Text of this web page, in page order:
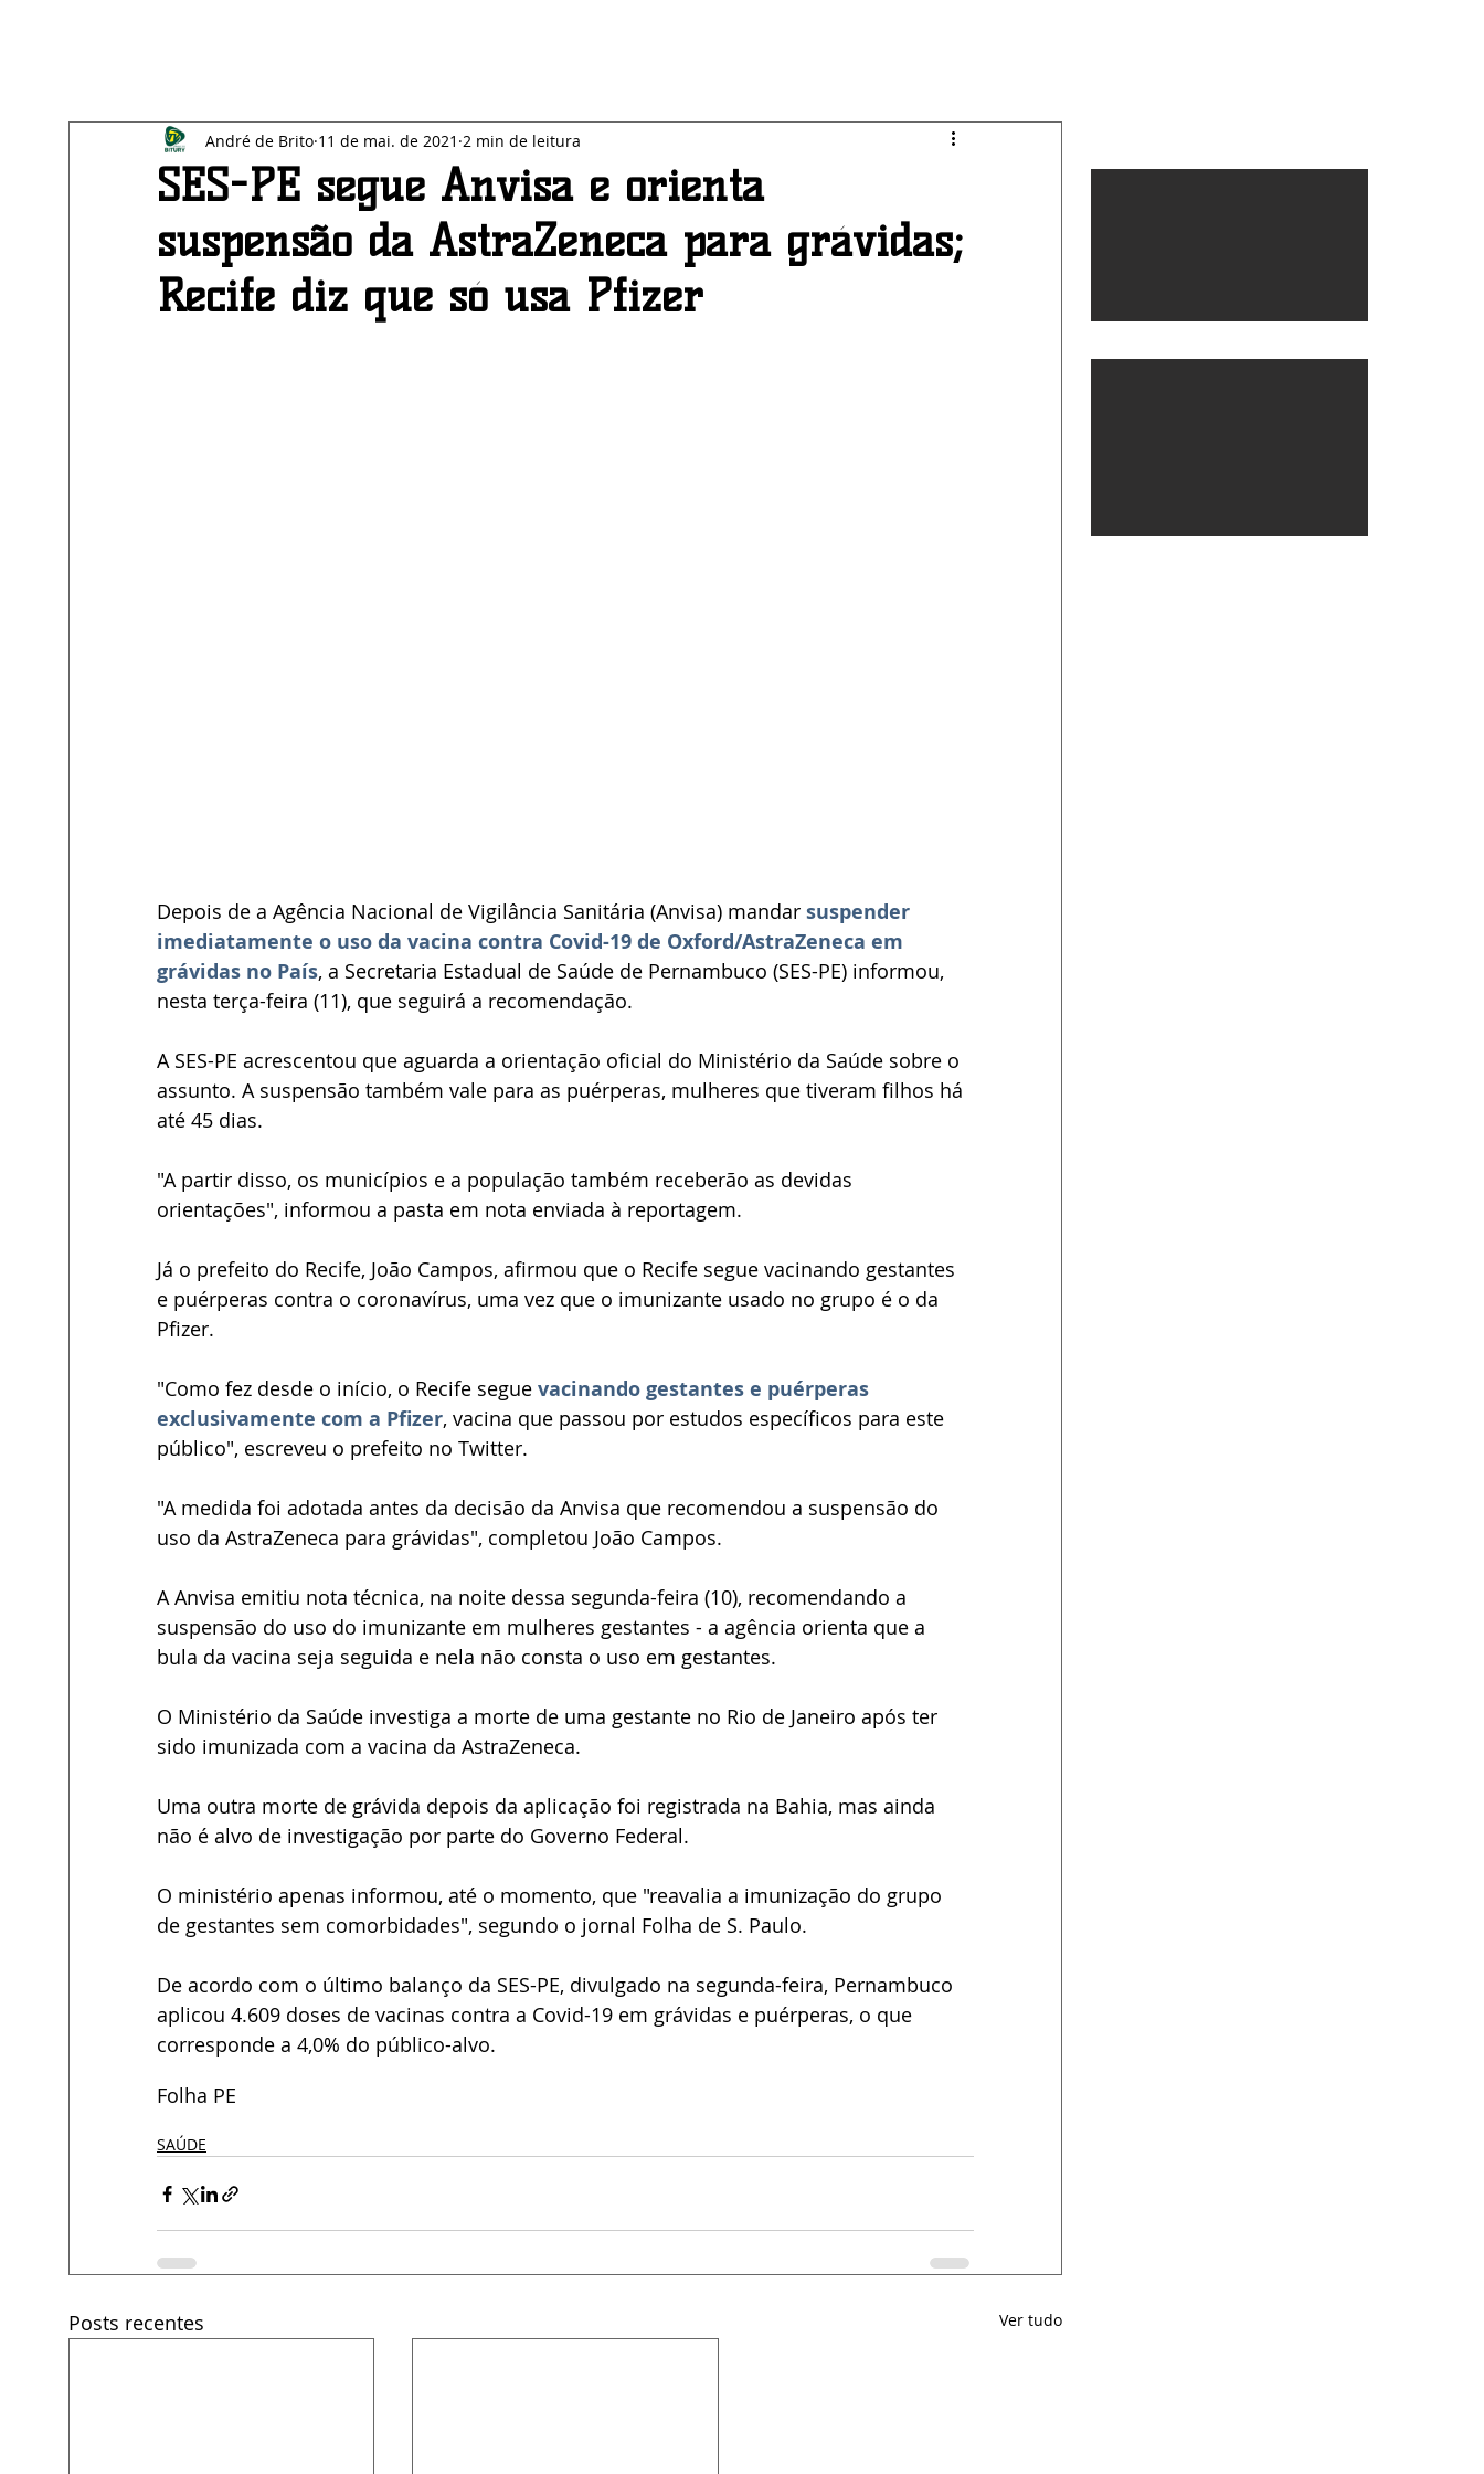
ECONOMIA AGRESTE
SES-PE segue Anvisa e orienta
suspensão da AstraZeneca para grávidas;
Recife diz que só usa Pfizer
André de Brito 11 de mai. de 2021 2 min de leitura
Depois de a Agência Nacional de Vigilância Sanitária (Anvisa) mandar suspender
imediatamente o uso da vacina contra Covid-19 de Oxford/AstraZeneca em
grávidas no País, a Secretaria Estadual de Saúde de Pernambuco (SES-PE) informou,
nesta terça-feira (11), que seguirá a recomendação.
A SES-PE acrescentou que aguarda a orientação oficial do Ministério da Saúde sobre o
assunto. A suspensão também vale para as puérperas, mulheres que tiveram filhos há
até 45 dias.
"A partir disso, os municípios e a população também receberão as devidas
orientações", informou a pasta em nota enviada à reportagem.
Já o prefeito do Recife, João Campos, afirmou que o Recife segue vacinando gestantes
e puérperas contra o coronavírus, uma vez que o imunizante usado no grupo é o da
Pfizer.
"Como fez desde o início, o Recife segue vacinando gestantes e puérperas
exclusivamente com a Pfizer, vacina que passou por estudos específicos para este
público", escreveu o prefeito no Twitter.
"A medida foi adotada antes da decisão da Anvisa que recomendou a suspensão do
uso da AstraZeneca para grávidas", completou João Campos.
A Anvisa emitiu nota técnica, na noite dessa segunda-feira (10), recomendando a
suspensão do uso do imunizante em mulheres gestantes - a agência orienta que a
bula da vacina seja seguida e nela não consta o uso em gestantes.
O Ministério da Saúde investiga a morte de uma gestante no Rio de Janeiro após ter
sido imunizada com a vacina da AstraZeneca.
Uma outra morte de grávida depois da aplicação foi registrada na Bahia, mas ainda
não é alvo de investigação por parte do Governo Federal.
O ministério apenas informou, até o momento, que "reavalia a imunização do grupo
de gestantes sem comorbidades", segundo o jornal Folha de S. Paulo.
De acordo com o último balanço da SES-PE, divulgado na segunda-feira, Pernambuco
aplicou 4.609 doses de vacinas contra a Covid-19 em grávidas e puérperas, o que
corresponde a 4,0% do público-alvo.
Folha PE
SAÚDE
Posts recentes Ver tudo